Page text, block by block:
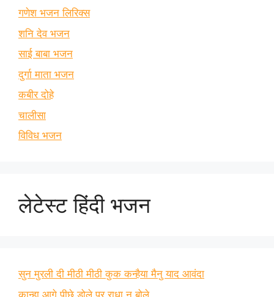
गणेश भजन लिरिक्स
शनि देव भजन
साई बाबा भजन
दुर्गा माता भजन
कबीर दोहे
चालीसा
विविध भजन
लेटेस्ट हिंदी भजन
सुन मुरली दी मीठी मीठी कुक कन्हैया मैनु याद आवंदा
कान्हा आगे पीछे डोले पर राधा न बोले